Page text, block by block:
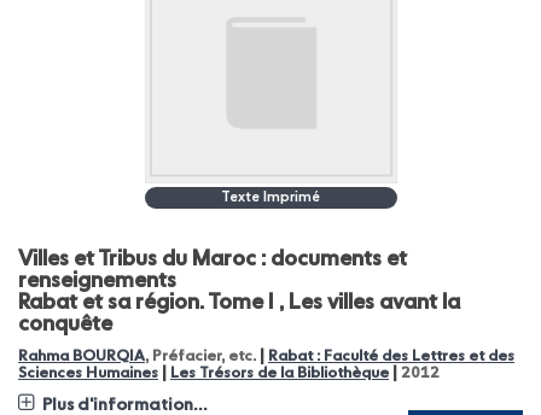
Texte Imprimé
Villes et Tribus du Maroc : documents et
renseignements
Rabat et sa région. Tome I , Les villes avant la
conquête
Rahma BOURQIA, Préfacier, etc.
Rabat : Faculté des Lettres et des
Sciences Humaines
Les Trésors de la Bibliothèque 2012
Plus d'information...